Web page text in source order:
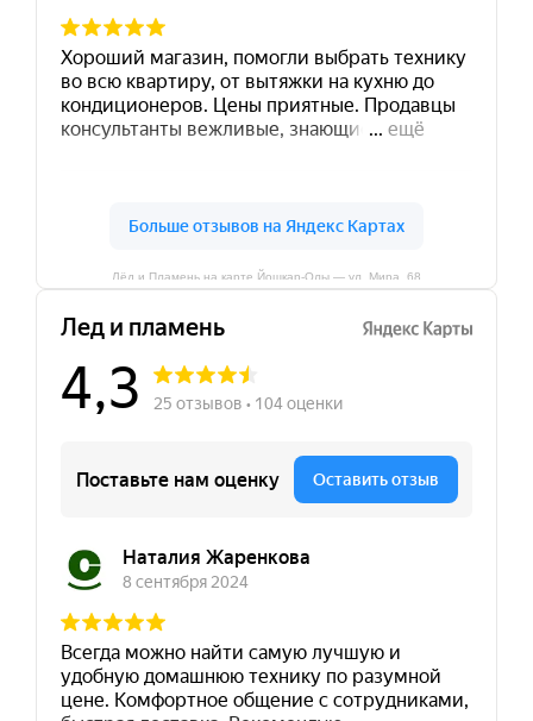
Лёд и Пламень на карте Йошкар‑Олы — ул. Мира, 68